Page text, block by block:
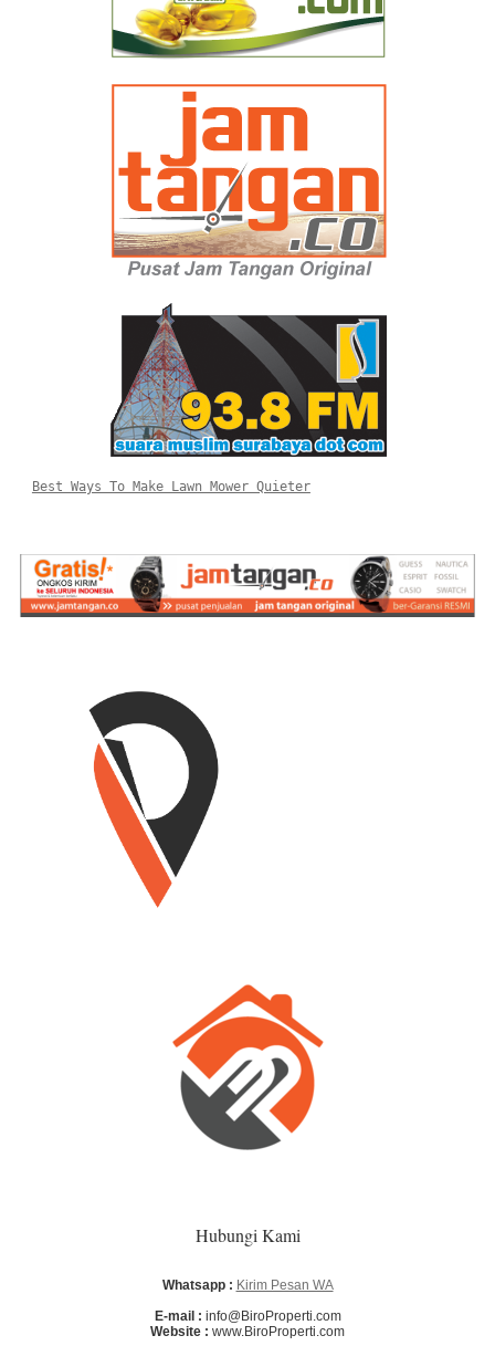
Best Ways To Make Lawn Mower Quieter
Hubungi Kami
Whatsapp : Kirim Pesan WA
E-mail : info@BiroProperti.com
Website : www.BiroProperti.com